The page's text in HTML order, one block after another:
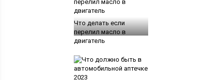
Что делать если
перелил масло в
двигатель